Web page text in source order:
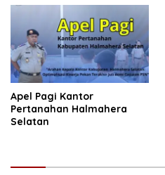
Apel Pagi Kantor
Pertanahan Halmahera
Selatan